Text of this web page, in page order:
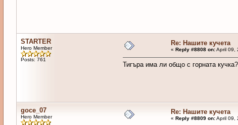
STARTER
Hero Member
Posts: 761
Re: Нашите кучета
« Reply #8808 on:April 09,
Тигъра има ли общо с горната кучка?
goce_07
Hero Member
Re: Нашите кучета
« Reply #8809 on:April 09,